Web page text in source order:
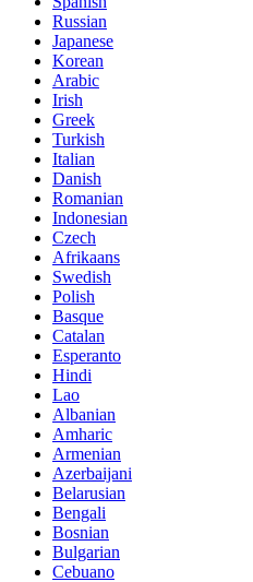
Russian
Japanese
Korean
Arabic
Irish
Greek
Turkish
Italian
Danish
Romanian
Indonesian
Czech
Afrikaans
Swedish
Polish
Basque
Catalan
Esperanto
Hindi
Lao
Albanian
Amharic
Armenian
Azerbaijani
Belarusian
Bengali
Bosnian
Bulgarian
Cebuano